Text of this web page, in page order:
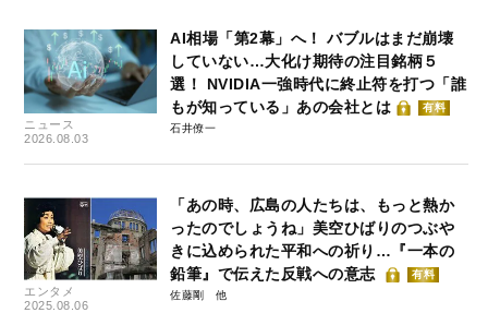
ニュース
2026.08.03
AI相場「第2幕」へ！ バブルはまだ崩壊
していない…大化け期待の注目銘柄５
選！ NVIDIA一強時代に終止符を打つ「誰
もが知っている」あの会社とは
有料
石井僚一
エンタメ
2025.08.06
「あの時、広島の人たちは、もっと熱か
ったのでしょうね」美空ひばりのつぶや
きに込められた平和への祈り…『一本の
鉛筆』で伝えた反戦への意志
有料
佐藤剛